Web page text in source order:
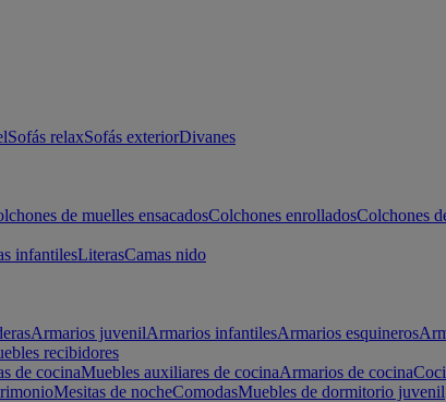
Sofás relaxSofás exteriorDivanes
de muelles ensacadosColchones enrolladosColchones
infantilesLiterasCamas nido
Armarios juvenilArmarios infantilesArmarios esquineros
recibidores
de cocinaMuebles auxiliares de cocinaArmarios de cocina
Mesitas de nocheComodasMuebles de dormitorio juvenil